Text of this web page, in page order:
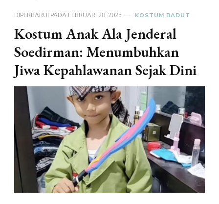
DIPERBARUI PADA FEBRUARI 28, 2025 KOSTUM BADUT
Kostum Anak Ala Jenderal
Soedirman: Menumbuhkan
Jiwa Kepahlawanan Sejak Dini